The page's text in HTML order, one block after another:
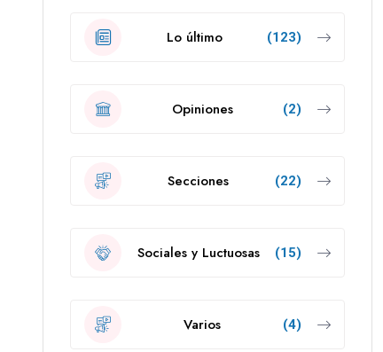
Lo último (123)
Opiniones (2)
Secciones (22)
Sociales y Luctuosas (15)
Varios (4)